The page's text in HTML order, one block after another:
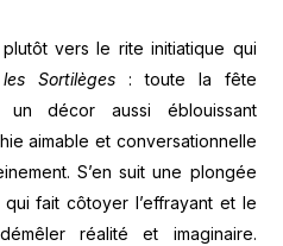
vers le rite initiatique qui
Sortilèges: toute la fête
un décor aussi éblouissant
aimable et conversationnelle
S’en suit une plongée
fait côtoyer l’effrayant et le
réalité et imaginaire.